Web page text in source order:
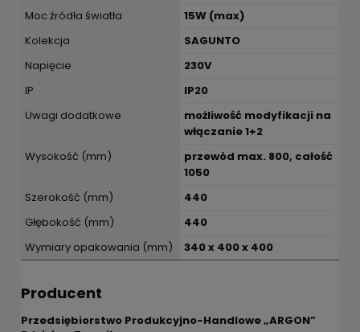
Moc źródła światła
15W (max)
Kolekcja
SAGUNTO
Napięcie
230V
IP
IP20
Uwagi dodatkowe
możliwość modyfikacji na
włączanie 1+2
Wysokość (mm)
przewód max. 800, całość
1050
Szerokość (mm)
440
Głębokość (mm)
440
Wymiary opakowania (mm)
340 x 400 x 400
Producent
Przedsiębiorstwo Produkcyjno-Handlowe „ARGON”